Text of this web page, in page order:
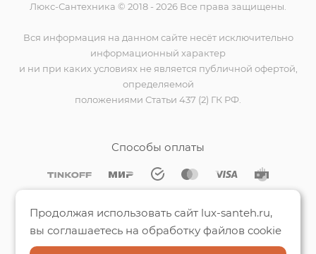
Люкс-Сантехника © 2018 - 2026 Все права защищены.
Вся информация на данном сайте несёт исключительно
информационный характер
и ни при каких условиях не является публичной офертой,
определяемой
положениями Статьи 437 (2) ГК РФ.
Способы оплаты
Продолжая использовать сайт lux-santeh.ru,
вы соглашаетесь на обработку файлов cookie